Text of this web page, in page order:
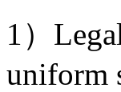
1）
uniform